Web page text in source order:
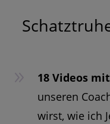
9 18 Videos
unseren
wirst, wie ich